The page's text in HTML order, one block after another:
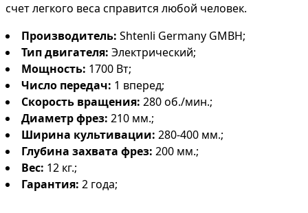
счет легкого веса справится любой человек.
Производитель: Shtenli Germany GMBH;
Тип двигателя: Электрический;
Мощность: 1700 Вт;
Число передач: 1 вперед;
Скорость вращения: 280 об./мин.;
Диаметр фрез: 210 мм.;
Ширина культивации: 280-400 мм.;
Глубина захвата фрез: 200 мм.;
Вес: 12 кг.;
Гарантия: 2 года;